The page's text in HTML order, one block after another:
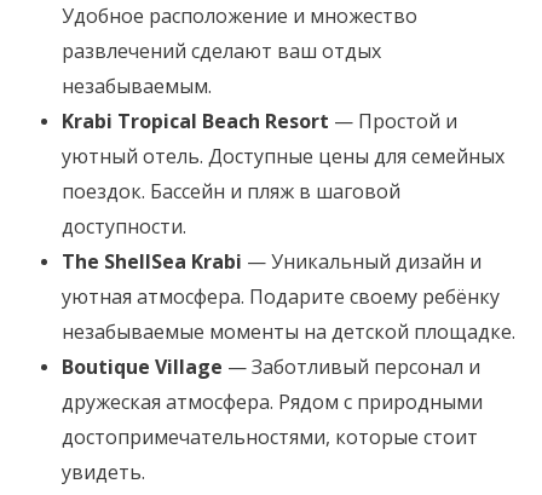
Удобное расположение и множество
развлечений сделают ваш отдых
незабываемым.
Krabi Tropical Beach Resort — Простой и
уютный отель. Доступные цены для семейных
поездок. Бассейн и пляж в шаговой
доступности.
The ShellSea Krabi — Уникальный дизайн и
уютная атмосфера. Подарите своему ребёнку
незабываемые моменты на детской площадке.
Boutique Village — Заботливый персонал и
дружеская атмосфера. Рядом с природными
достопримечательностями, которые стоит
увидеть.